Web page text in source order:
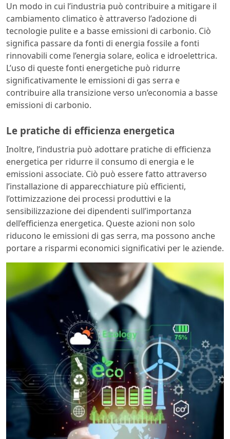
Un modo in cui l’industria può contribuire a mitigare il
cambiamento climatico è attraverso l’adozione di
tecnologie pulite e a basse emissioni di carbonio. Ciò
significa passare da fonti di energia fossile a fonti
rinnovabili come l’energia solare, eolica e idroelettrica.
L’uso di queste fonti energetiche può ridurre
significativamente le emissioni di gas serra e
contribuire alla transizione verso un’economia a basse
emissioni di carbonio.
Le pratiche di efficienza energetica
Inoltre, l’industria può adottare pratiche di efficienza
energetica per ridurre il consumo di energia e le
emissioni associate. Ciò può essere fatto attraverso
l’installazione di apparecchiature più efficienti,
l’ottimizzazione dei processi produttivi e la
sensibilizzazione dei dipendenti sull’importanza
dell’efficienza energetica. Queste azioni non solo
riducono le emissioni di gas serra, ma possono anche
portare a risparmi economici significativi per le aziende.